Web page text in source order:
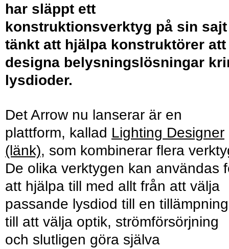
har släppt ett
konstruktionsverktyg på sin sajt
tänkt att hjälpa konstruktörer att
designa belysningslösningar
lysdioder.
Det Arrow nu lanserar är en
plattform, kallad Lighting Designer
(länk), som kombinerar flera
De olika verktygen kan användas
att hjälpa till med allt från att välja
passande lysdiod till en
till att välja optik, strömförsörjning
och slutligen göra själva